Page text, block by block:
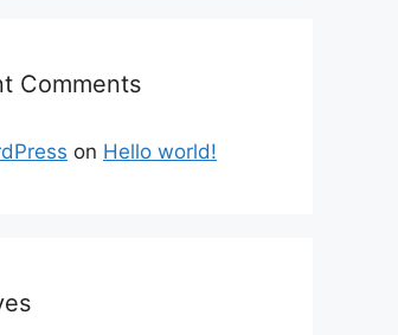
Comments
on Hello world!